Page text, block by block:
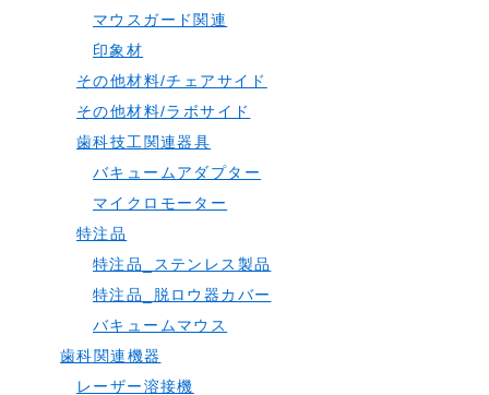
マウスガード関連
印象材
その他材料/チェアサイド
その他材料/ラボサイド
歯科技工関連器具
バキュームアダプター
マイクロモーター
特注品
特注品_ステンレス製品
特注品_脱ロウ器カバー
バキュームマウス
歯科関連機器
レーザー溶接機